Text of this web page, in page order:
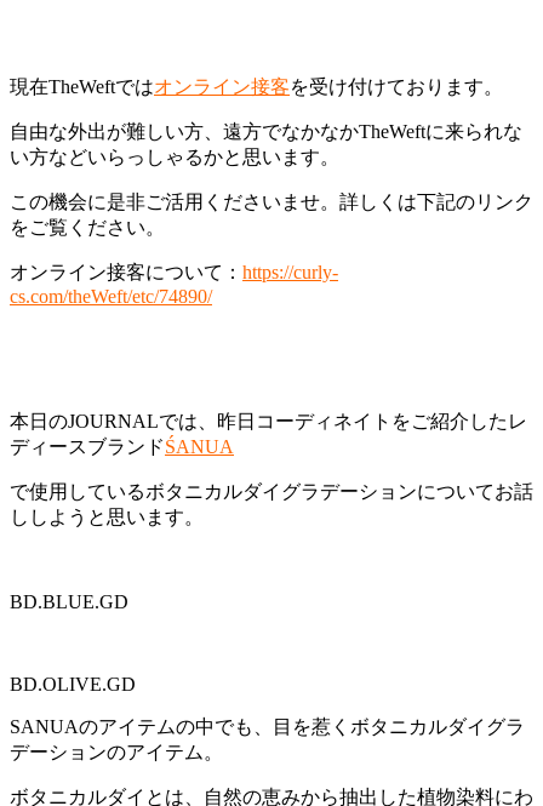
現在TheWeftではオンライン接客を受け付けております。
自由な外出が難しい方、遠方でなかなかTheWeftに来られな
い方などいらっしゃるかと思います。
この機会に是非ご活用くださいませ。詳しくは下記のリンク
をご覧ください。
オンライン接客について： https://curly-
cs.com/theWeft/etc/74890/
本日のJOURNALでは、昨日コーディネイトをご紹介したレ
ディースブランドŚANUA
で使用しているボタニカルダイグラデーションについてお話
ししようと思います。
BD.BLUE.GD
BD.OLIVE.GD
SANUAのアイテムの中でも、目を惹くボタニカルダイグラ
デーションのアイテム。
ボタニカルダイとは、自然の恵みから抽出した植物染料にわ